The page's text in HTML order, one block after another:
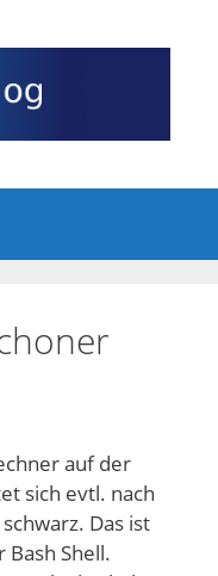
auf der
sich evtl. nach
Das ist
Shell.